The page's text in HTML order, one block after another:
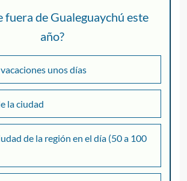
fuera de Gualeguaychú este
año?
unos días
la ciudad
de la región en el día (50 a 100